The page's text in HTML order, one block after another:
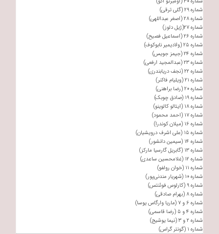
شماره ۲۹ (گلی ترقی)
شماره ۲۸ (اصغر عبداللهی)
شماره ۲۷(ژیل دلوز)
شماره ۲۶ (اسماعیل فصیح)
شماره ۲۵ (ولادیمیر نابوکوف)
شماره ۲۴ (جیمز جویس)
شماره ۲۳ (عبدالمجید ارفعی)
شماره ۲۲ (نجف دریابندری)
شماره ۲۱ (ویلیام فاکنر)
شماره ۲۰ (رضا براهنی)
شماره ۱۹ (صادق چوبک)
شماره ۱۸ (ایتالو کالوینو)
شماره ۱۷ (احمد محمود)
شماره ۱۶ (میلان کوندرا)
شماره ۱۵ (علی اشرف درویشیان)
شماره ۱۴ (سیمین دانشور)
شماره ۱۳ (گابریل گارسیا مارکز)
شماره ۱۲ (غلامحسین ساعدی)
شماره ۱۱ (خوان رولفو)
شماره ۱۰ (شهریار مندنی‌پور)
شماره ۹ (کارلوس فوئنتس)
شماره ۸ (بهرام صادقی)
شماره ۶ و ۷ (ماریا وارگاس یوسا)
شماره ۴ و ۵ (رضا قاسمی)
شماره ۲ و ۳ (نیما یوشیج)
شماره ۱ (گونتر گراس)